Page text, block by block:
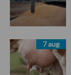
7 aug